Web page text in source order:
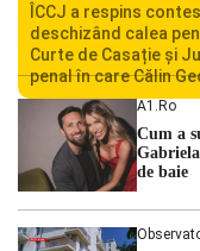
ÎCCJ a respins
deschizând calea
Curte de Casație și
penal în care Călin
persoane sunt
ordinii
judecătorii de la
A1.ro
Cum a
de baie